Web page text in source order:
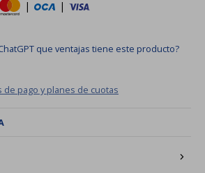
| |
que ventajas tiene este producto?
pago y planes de cuotas